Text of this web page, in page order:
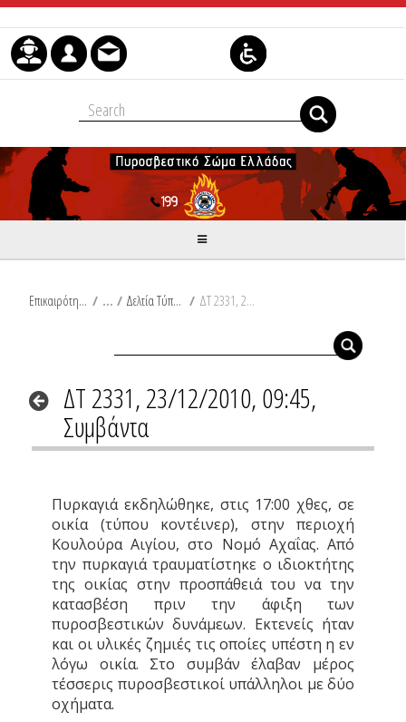
Skip to Content
Επικαιρότητα / Δελτία Τύπου / ΔΤ 2331, 23/12/2010, 09:45, Συμβάντα
ΔΤ 2331, 23/12/2010, 09:45,
Συμβάντα
Πυρκαγιά εκδηλώθηκε, στις 17:00 χθες, σε
οικία (τύπου κοντέινερ), στην περιοχή
Κουλούρα Αιγίου, στο Νομό Αχαΐας. Από
την πυρκαγιά τραυματίστηκε ο ιδιοκτήτης
της οικίας στην προσπάθειά του να την
κατασβέση πριν την άφιξη των
πυροσβεστικών δυνάμεων. Εκτενείς ήταν
και οι υλικές ζημιές τις οποίες υπέστη η εν
λόγω οικία. Στο συμβάν έλαβαν μέρος
τέσσερις πυροσβεστικοί υπάλληλοι με δύο
οχήματα.